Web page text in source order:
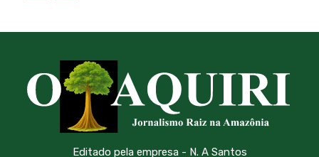
Editado pela empresa - N. A Santos